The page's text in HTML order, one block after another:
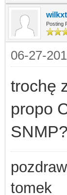
wilkxt
Posting
06-27-
trochę
propo
SNMP?
tomek